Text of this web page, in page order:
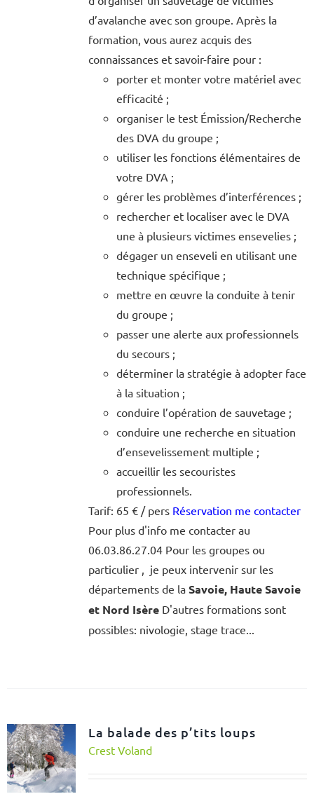
d’avalanche avec son groupe. Après la
formation, vous aurez acquis des
connaissances et savoir-faire pour :
porter et monter votre matériel avec
efficacité ;
organiser le test Émission/Recherche
des DVA du groupe ;
utiliser les fonctions élémentaires de
votre DVA ;
gérer les problèmes d’interférences ;
rechercher et localiser avec le DVA
une à plusieurs victimes ensevelies ;
dégager un enseveli en utilisant une
technique spécifique ;
mettre en œuvre la conduite à tenir
du groupe ;
passer une alerte aux professionnels
du secours ;
déterminer la stratégie à adopter face
à la situation ;
conduire l’opération de sauvetage ;
conduire une recherche en situation
d’ensevelissement multiple ;
accueillir les secouristes
professionnels.
Tarif: 65 € / pers Réservation me contacter
Pour plus d'info me contacter au
06.03.86.27.04 Pour les groupes ou
particulier , je peux intervenir sur les
départements de la Savoie, Haute Savoie
et Nord IsèreD'autres formations sont
possibles: nivologie, stage trace...
La balade des p’tits loups
Crest Voland